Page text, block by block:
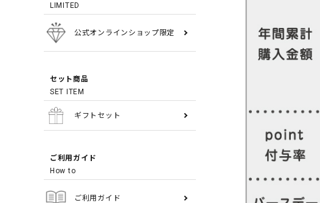
LIMITED
公式オンラインショップ限定
セット商品
SET ITEM
ギフトセット
ご利用ガイド
How to
ご利用ガイド